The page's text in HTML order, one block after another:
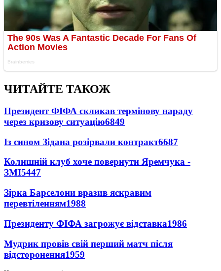
ЧИТАЙТЕ ТАКОЖ
Президент ФІФА скликав термінову нараду
через кризову ситуацію6849
Із сином Зідана розірвали контракт6687
Колишній клуб хоче повернути Яремчука -
ЗМІ5447
Зірка Барселони вразив яскравим
перевтіленням1988
Президенту ФІФА загрожує відставка1986
Мудрик провів свій перший матч після
відсторонення1959